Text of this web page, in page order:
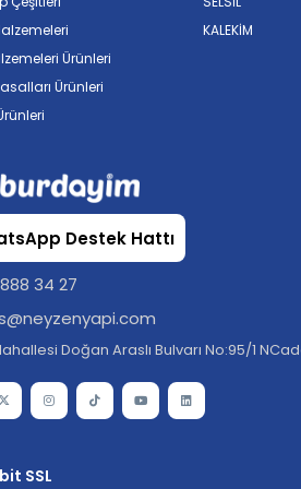
Ürünleri
Ürünleri
KALEKİM
Destek Hattı
34 27
Doğan Araslı Bulvarı No:95/1
SSL